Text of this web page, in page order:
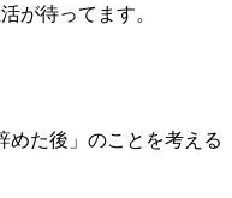
が待ってます。
めた後」のことを考える